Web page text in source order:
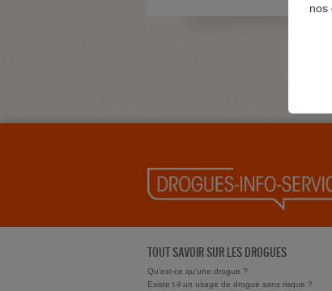
TOUT SAVOIR SUR LES DROGUES
Qu'est-ce qu'une drogue ?
Existe t-il un usage de drogue sans risque ?
nos